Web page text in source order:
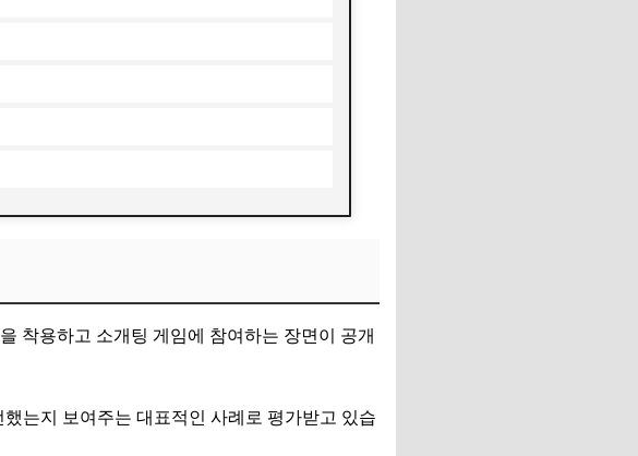
을 착용하고 소개팅 게임에 참여하는 장면이 공개
는지 보여주는 대표적인 사례로 평가받고 있습